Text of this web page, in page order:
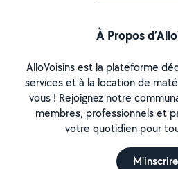
À Propos
AlloVoisins est la plateforme
services et à la location de
vous ! Rejoignez notre
membres, professionnels et
votre quotidien pour
M'inscrire